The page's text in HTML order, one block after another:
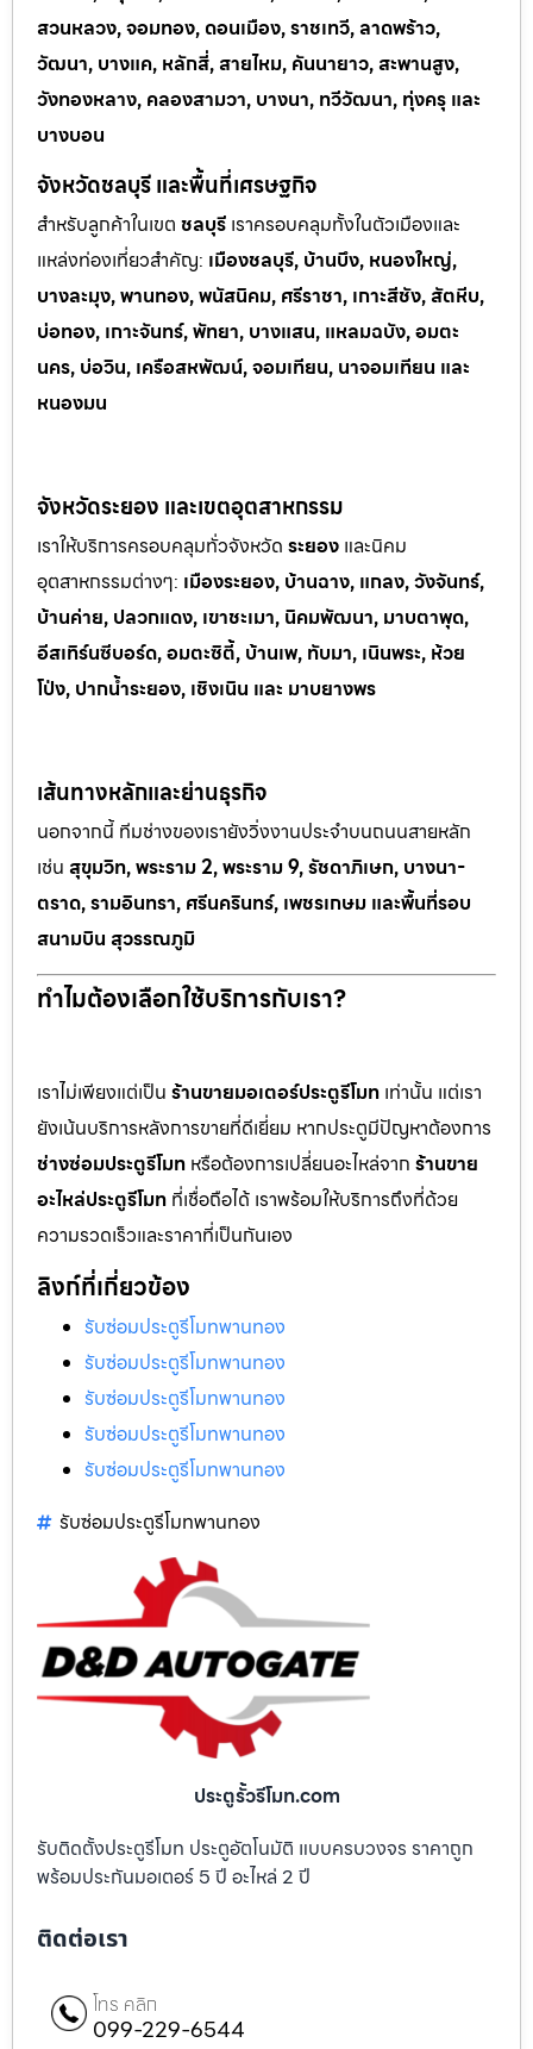
สวนหลวง, จอมทอง, ดอนเมือง, ราชเทวี, ลาดพร้าว,
วัฒนา, บางแค, หลักสี่, สายไหม, คันนายาว, สะพานสูง,
วังทองหลาง, คลองสามวา, บางนา, ทวีวัฒนา, ทุ่งครุ และ
บางบอน
จังหวัดชลบุรี และพื้นที่เศรษฐกิจ
สำหรับลูกค้าในเขต ชลบุรี เราครอบคลุมทั้งในตัวเมืองและ
แหล่งท่องเที่ยวสำคัญ: เมืองชลบุรี, บ้านบึง, หนองใหญ่,
บางละมุง, พานทอง, พนัสนิคม, ศรีราชา, เกาะสีชัง, สัตหีบ,
บ่อทอง, เกาะจันทร์, พัทยา, บางแสน, แหลมฉบัง, อมตะ
นคร, บ่อวิน, เครือสหพัฒน์, จอมเทียน, นาจอมเทียน และ
หนองมน
จังหวัดระยอง และเขตอุตสาหกรรม
เราให้บริการครอบคลุมทั่วจังหวัด ระยอง และนิคม
อุตสาหกรรมต่างๆ: เมืองระยอง, บ้านฉาง, แกลง, วังจันทร์,
บ้านค่าย, ปลวกแดง, เขาชะเมา, นิคมพัฒนา, มาบตาพุด,
อีสเทิร์นซีบอร์ด, อมตะซิตี้, บ้านเพ, ทับมา, เนินพระ, ห้วย
โป่ง, ปากน้ำระยอง, เชิงเนิน และ มาบยางพร
เส้นทางหลักและย่านธุรกิจ
นอกจากนี้ ทีมช่างของเรายังวิ่งงานประจำบนถนนสายหลัก
เช่น สุขุมวิท, พระราม 2, พระราม 9, รัชดาภิเษก, บางนา-
ตราด, รามอินทรา, ศรีนครินทร์, เพชรเกษม และพื้นที่รอบ
สนามบิน สุวรรณภูมิ
ทำไมต้องเลือกใช้บริการกับเรา?
เราไม่เพียงแต่เป็น ร้านขายมอเตอร์ประตูรีโมท เท่านั้น แต่เรา
ยังเน้นบริการหลังการขายที่ดีเยี่ยม หากประตูมีปัญหาต้องการ
ช่างซ่อมประตูรีโมท หรือต้องการเปลี่ยนอะไหล่จาก ร้านขาย
อะไหล่ประตูรีโมท ที่เชื่อถือได้ เราพร้อมให้บริการถึงที่ด้วย
ความรวดเร็วและราคาที่เป็นกันเอง
ลิงก์ที่เกี่ยวข้อง
รับซ่อมประตูรีโมทพานทอง
รับซ่อมประตูรีโมทพานทอง
รับซ่อมประตูรีโมทพานทอง
รับซ่อมประตูรีโมทพานทอง
รับซ่อมประตูรีโมทพานทอง
รับซ่อมประตูรีโมทพานทอง
ประตูรั้วรีโมท.com
รับติดตั้งประตูรีโมท ประตูอัตโนมัติ แบบครบวงจร ราคาถูก
พร้อมประกันมอเตอร์ 5 ปี อะไหล่ 2 ปี
ติดต่อเรา
โทร คลิก
099-229-6544